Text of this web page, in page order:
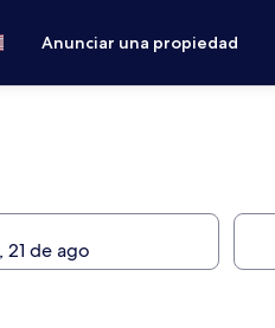
Anunciar una propiedad